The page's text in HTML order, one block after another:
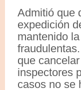
Admitió que
expedición
mantenido
que
inspectores
casos no se